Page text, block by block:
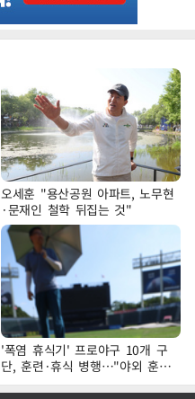
오세훈 "용산공원 아파트, 노무현
·문재인 철학 뒤집는 것"
'폭염 휴식기' 프로야구 10개 구
단, 훈련·휴식 병행…"야외 훈련
해도 안전 최우선"